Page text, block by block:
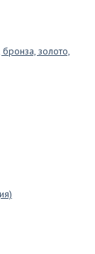
золото,